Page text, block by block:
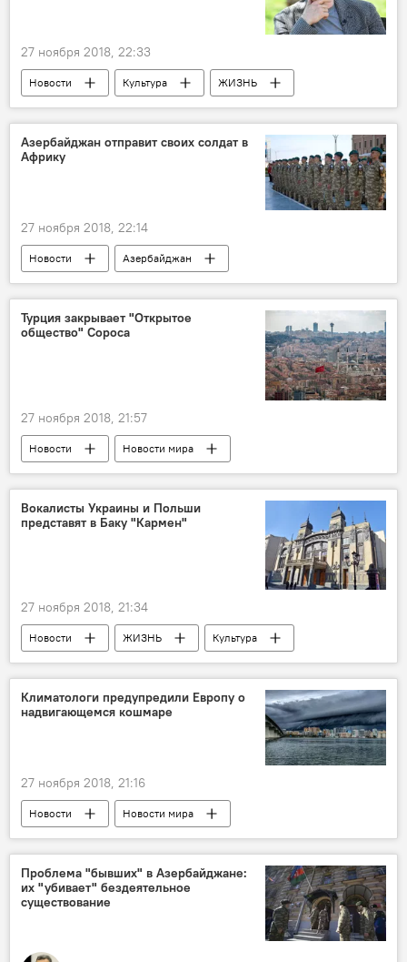
27 ноября 2018, 22:33
Новости Культура
ЖИЗНЬ
Азербайджан
Россия
Азербайджан отправит своих солдат в
Африку
27 ноября 2018, 22:14
Новости
Азербайджан
Новости мира
солдаты Африка
Турция закрывает "Открытое
общество" Сороса
27 ноября 2018, 21:57
Новости Новости мира
Вокалисты Украины и Польши
представят в Баку "Кармен"
27 ноября 2018, 21:34
Новости ЖИЗНЬ
Культура
Азербайджан
Новости мира
Климатологи предупредили Европу о
надвигающемся кошмаре
27 ноября 2018, 21:16
Новости
Новости мира
Предупреждение
Европа кошмар
Проблема "бывших" в Азербайджане:
их "убивает" бездеятельное
существование